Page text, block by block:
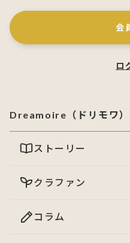
会
ロ
Dreamoire（ドリモワ）
ストーリー
クラファン
コラム